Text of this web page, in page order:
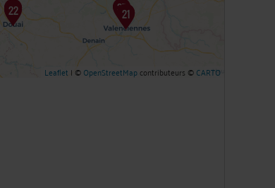
Leaflet | ©OpenStreetMapcontributeurs ©CARTO